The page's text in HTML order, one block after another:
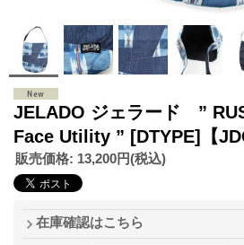
JELADO ジェラード ”
Face Utility ” [DTYPE]【
販売価格: 13,200円(税込)
在庫確認はこちら